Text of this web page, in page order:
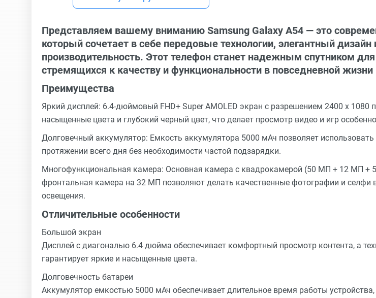
Представляем вашему вниманию Samsung Galaxy A54 — это
который сочетает в себе передовые технологии, элегантный
производительность. Этот телефон станет надежным спутником для
стремящихся к качеству и функциональности в повседневной жизни
Преимущества
Яркий дисплей: 6.4-дюймовый FHD+ Super AMOLED экран с разрешением 2400 x 1080
насыщенные цвета и глубокий черный цвет, что делает просмотр видео и игр
Долговечный аккумулятор: Емкость аккумулятора 5000 мАч позволяет использовать
протяжении всего дня без необходимости частой подзарядки.
Многофункциональная камера: Основная камера с квадрокамерой (50 МП + 12 МП +
фронтальная камера на 32 МП позволяют делать качественные фотографии и селфи
освещения.
Отличительные особенности
Большой экран
Дисплей с диагональю 6.4 дюйма обеспечивает комфортный просмотр контента, а
гарантирует яркие и насыщенные цвета.
Долговечность батареи
Аккумулятор емкостью 5000 мАч обеспечивает длительное время работы